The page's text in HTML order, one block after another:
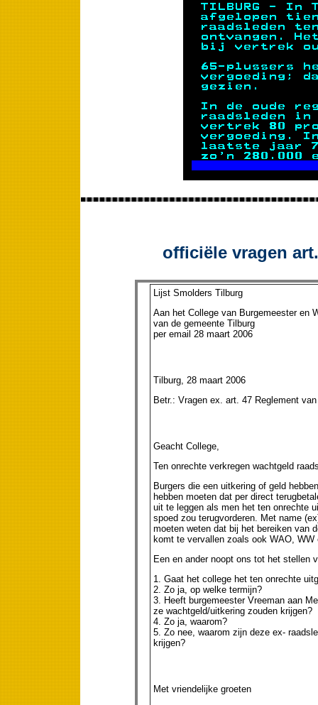
officiële vragen
Lijst Smolders Tilburg
Aan het College van Burgemeester en
van de gemeente Tilburg
per email 28 maart 2006
Tilburg, 28 maart 2006
Betr.: Vragen ex. art. 47 Reglement
Geacht College,
Ten onrechte verkregen wachtgeld
Burgers die een uitkering of geld
hebben moeten dat per direct
uit te leggen als men het ten onrechte
spoed zou terugvorderen. Met name
moeten weten dat bij het bereiken van
komt te vervallen zoals ook WAO, WW
Een en ander noopt ons tot het stellen
1. Gaat het college het ten onrechte
2. Zo ja, op welke termijn?
3. Heeft burgemeester Vreeman aan
ze wachtgeld/uitkering zouden krijgen?
4. Zo ja, waarom?
5. Zo nee, waarom zijn deze ex-
krijgen?
Met vriendelijke groeten